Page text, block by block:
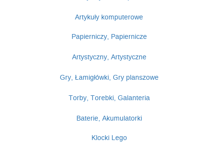
Artykuły komputerowe
Papierniczy, Papiernicze
Artystyczny, Artystyczne
Gry, Łamigłówki, Gry planszowe
Torby, Torebki, Galanteria
Baterie, Akumulatorki
Klocki Lego